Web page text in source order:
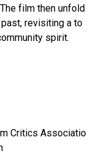
film then unfold
revisiting a to
spirit.
Critics Associatio